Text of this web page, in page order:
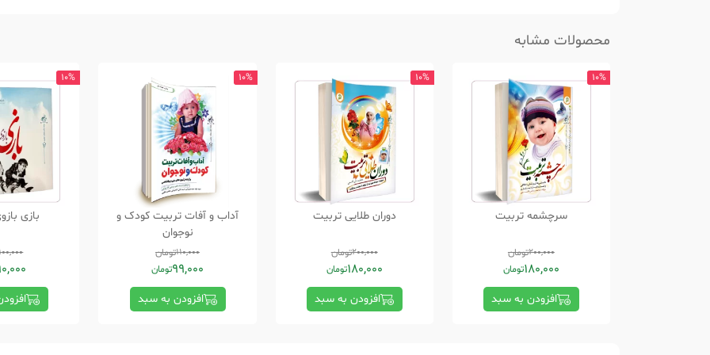
محصولات مشابه
10%
سرچشمه تربیت
200,000تومان
180,000تومان
افزودن به سبد
10%
دوران طلایی تربیت
200,000تومان
180,000تومان
افزودن به سبد
10%
آداب و آفات تربیت کودک و
نوجوان
110,000تومان
99,000تومان
افزودن به سبد
10%
بازی